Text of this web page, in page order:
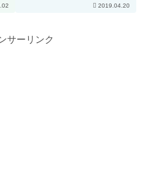
2019.04.20
サーリンク